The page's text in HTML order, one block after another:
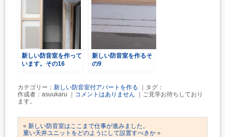
新しい防音室を作って
います。その16
新しい防音室を作るそ
の9
カテゴリー： 新しい防音室付アパートを作る ｜タグ：
作成者：asuukaru ｜ コメントはありません ｜ご見学お待ちしており
ます。
« 新しい防音室はここまで仕事が進みました。
重い天井ユニットをどのようにして設置すべきか »